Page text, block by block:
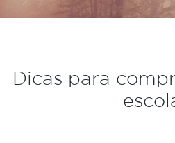
Dicas para